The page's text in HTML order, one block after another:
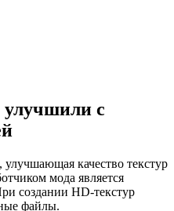
улучшили с
качество текстур
мода является
создании HD-текстур
файлы.